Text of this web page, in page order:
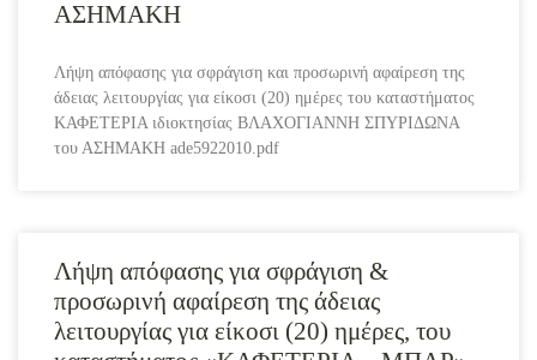
ΑΣΗΜΑΚΗ
Λήψη απόφασης για σφράγιση και προσωρινή αφαίρεση της
άδειας λειτουργίας για είκοσι (20) ημέρες του καταστήματος
ΚΑΦΕΤΕΡΙΑ ιδιοκτησίας ΒΛΑΧΟΓΙΑΝΝΗ ΣΠΥΡΙΔΩΝΑ
του ΑΣΗΜΑΚΗ ade5922010.pdf
Λήψη απόφασης για σφράγιση &
προσωρινή αφαίρεση της άδειας
λειτουργίας για είκοσι (20) ημέρες, του